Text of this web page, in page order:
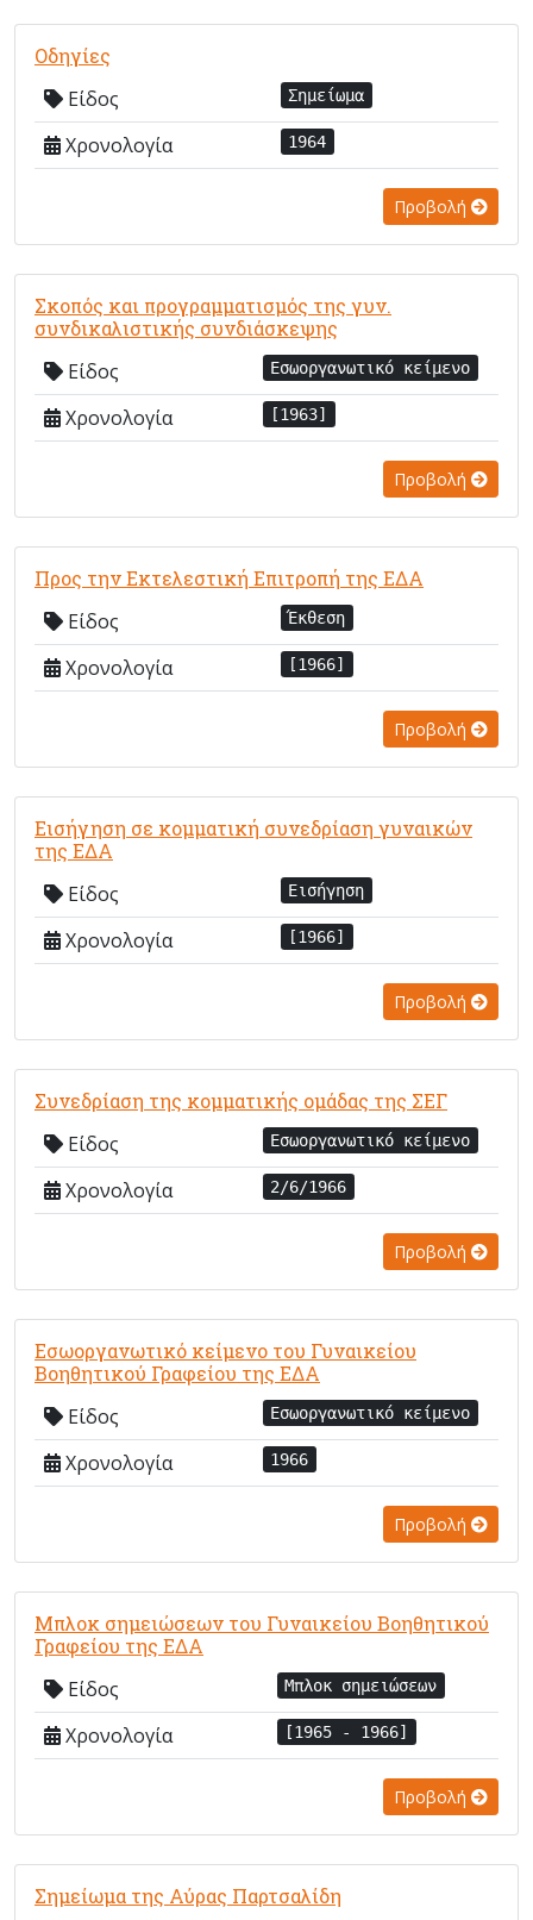
Οδηγίες
Είδος Σημείωμα
Χρονολογία 1964
Προβολή
Σκοπός και προγραμματισμός της γυν.
συνδικαλιστικής συνδιάσκεψης
Είδος Εσωοργανωτικό κείμενο
Χρονολογία [1963]
Προβολή
Προς την Εκτελεστική Επιτροπή της ΕΔΑ
Είδος Έκθεση
Χρονολογία [1966]
Προβολή
Εισήγηση σε κομματική συνεδρίαση γυναικών
της ΕΔΑ
Είδος Εισήγηση
Χρονολογία [1966]
Προβολή
Συνεδρίαση της κομματικής ομάδας της ΣΕΓ
Είδος Εσωοργανωτικό κείμενο
Χρονολογία 2/6/1966
Προβολή
Εσωοργανωτικό κείμενο του Γυναικείου
Βοηθητικού Γραφείου της ΕΔΑ
Είδος Εσωοργανωτικό κείμενο
Χρονολογία 1966
Προβολή
Μπλοκ σημειώσεων του Γυναικείου Βοηθητικού
Γραφείου της ΕΔΑ
Είδος Μπλοκ σημειώσεων
Χρονολογία [1965 - 1966]
Προβολή
Σημείωμα της Αύρας Παρτσαλίδη